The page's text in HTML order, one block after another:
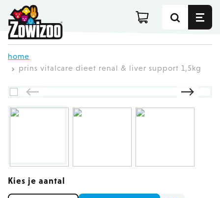
Ga direct door naar de inhoud
home
prins vitalcare dieet renal & liver support 1,5kg
Kies je aantal